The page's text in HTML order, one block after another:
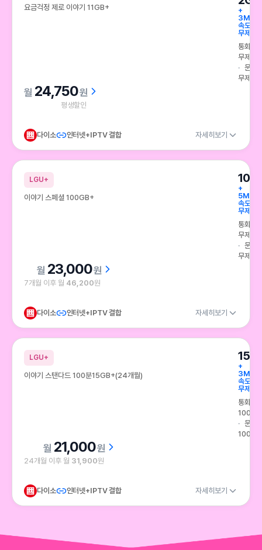
요금걱정 제로 이야기 11GB+
+
속도
무제한
통화
무제한
문자
무제한
24,750원
평생할인
다이소 인터넷+IPTV 결합 자세히보기
LGU+
이야기 스페셜 100GB+
+
속도
무제한
통화
무제한
문자
무제한
23,000원
7개월 이후 월 46,200원
다이소 인터넷+IPTV 결합 자세히보기
LGU+
이야기 스탠다드 100분15GB+(24개월)
+
속도
무제한
통화
100분
문자
100건
21,000원
24개월 이후 월 31,900원
다이소 인터넷+IPTV 결합 자세히보기